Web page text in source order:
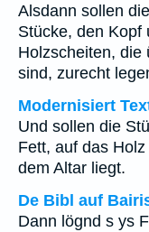
Alsdann sollen
Stücke, den Kopf
Holzscheiten, die
sind, zurecht
Modernisiert
Und sollen die
Fett, auf das
dem Altar liegt.
De Bibl auf
Dann lögnd s ys